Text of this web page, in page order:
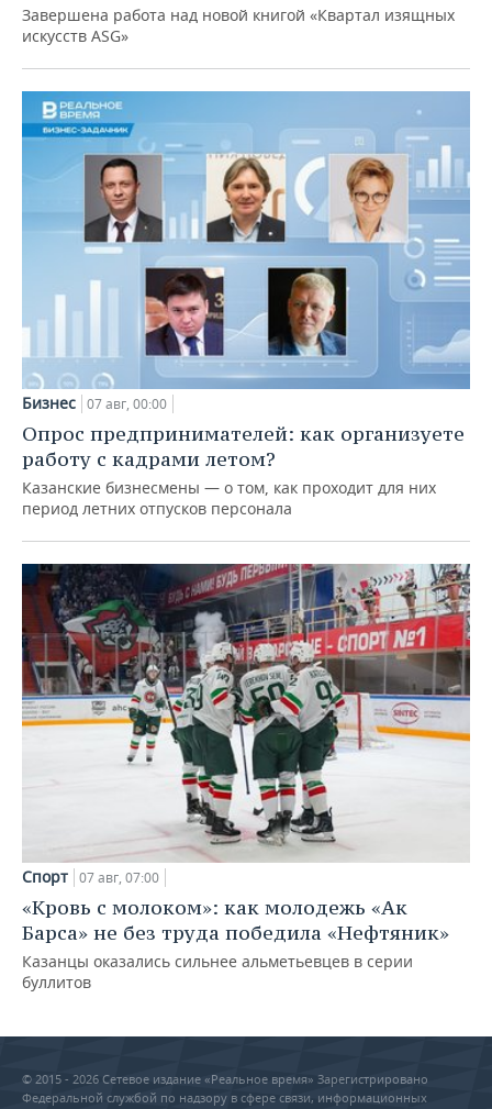
Завершена работа над новой книгой «Квартал изящных
искусств ASG»
Бизнес 07 авг, 00:00
Опрос предпринимателей: как организуете
работу с кадрами летом?
Казанские бизнесмены — о том, как проходит для них
период летних отпусков персонала
Спорт 07 авг, 07:00
«Кровь с молоком»: как молодежь «Ак
Барса» не без труда победила «Нефтяник»
Казанцы оказались сильнее альметьевцев в серии
буллитов
© 2015 - 2026 Сетевое издание «Реальное время» Зарегистрировано
Федеральной службой по надзору в сфере связи, информационных